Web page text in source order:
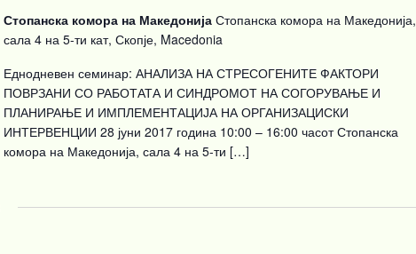
Стопанска комора на МакедонијаСтопанска комора на Македонија,
сала 4 на 5-ти кат, Скопје, Macedonia
Еднодневен семинар: АНАЛИЗА НА СТРЕСОГЕНИТЕ ФАКТОРИ
ПОВРЗАНИ СО РАБОТАТА И СИНДРОМОТ НА СОГОРУВАЊЕ И
ПЛАНИРАЊЕ И ИМПЛЕМЕНТАЦИЈА НА ОРГАНИЗАЦИСКИ
ИНТЕРВЕНЦИИ 28 јуни 2017 година 10:00 – 16:00 часот Стопанска
комора на Македонија, сала 4 на 5-ти […]